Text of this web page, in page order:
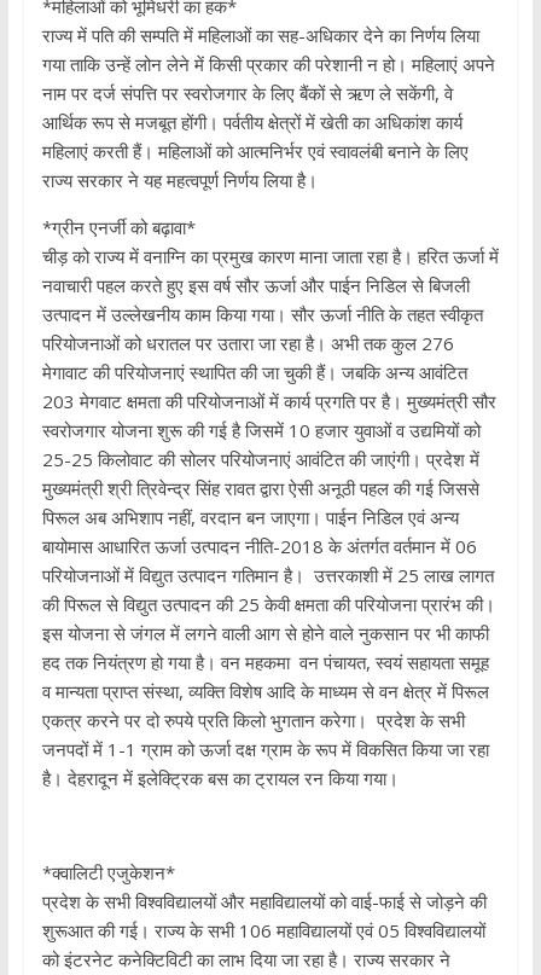
*महिलाओं को भूमिधरी का हक*
राज्य में पति की सम्पति में महिलाओं का सह-अधिकार देने का निर्णय लिया
गया ताकि उन्हें लोन लेने में किसी प्रकार की परेशानी न हो। महिलाएं अपने
नाम पर दर्ज संपत्ति पर स्वरोजगार के लिए बैंकों से ऋण ले सकेंगी, वे
आर्थिक रूप से मजबूत होंगी। पर्वतीय क्षेत्रों में खेती का अधिकांश कार्य
महिलाएं करती हैं। महिलाओं को आत्मनिर्भर एवं स्वावलंबी बनाने के लिए
राज्य सरकार ने यह महत्वपूर्ण निर्णय लिया है।
*ग्रीन एनर्जी को बढ़ावा*
चीड़ को राज्य में वनाग्नि का प्रमुख कारण माना जाता रहा है। हरित ऊर्जा में
नवाचारी पहल करते हुए इस वर्ष सौर ऊर्जा और पाईन निडिल से बिजली
उत्पादन में उल्लेखनीय काम किया गया। सौर ऊर्जा नीति के तहत स्वीकृत
परियोजनाओं को धरातल पर उतारा जा रहा है। अभी तक कुल 276
मेगावाट की परियोजनाएं स्थापित की जा चुकी हैं। जबकि अन्य आवंटित
203 मेगवाट क्षमता की परियोजनाओं में कार्य प्रगति पर है। मुख्यमंत्री सौर
स्वरोजगार योजना शुरू की गई है जिसमें 10 हजार युवाओं व उद्यमियों को
25-25 किलोवाट की सोलर परियोजनाएं आवंटित की जाएंगी। प्रदेश में
मुख्यमंत्री श्री त्रिवेन्द्र सिंह रावत द्वारा ऐसी अनूठी पहल की गई जिससे
पिरूल अब अभिशाप नहीं, वरदान बन जाएगा। पाईन निडिल एवं अन्य
बायोमास आधारित ऊर्जा उत्पादन नीति-2018 के अंतर्गत वर्तमान में 06
परियोजनाओं में विद्युत उत्पादन गतिमान है। उत्तरकाशी में 25 लाख लागत
की पिरूल से विद्युत उत्पादन की 25 केवी क्षमता की परियोजना प्रारंभ की।
इस योजना से जंगल में लगने वाली आग से होने वाले नुकसान पर भी काफी
हद तक नियंत्रण हो गया है। वन महकमा वन पंचायत, स्वयं सहायता समूह
व मान्यता प्राप्त संस्था, व्यक्ति विशेष आदि के माध्यम से वन क्षेत्र में पिरूल
एकत्र करने पर दो रुपये प्रति किलो भुगतान करेगा। प्रदेश के सभी
जनपदों में 1-1 ग्राम को ऊर्जा दक्ष ग्राम के रूप में विकसित किया जा रहा
है। देहरादून में इलेक्ट्रिक बस का ट्रायल रन किया गया।
*क्वालिटी एजुकेशन*
प्रदेश के सभी विश्वविद्यालयों और महाविद्यालयों को वाई-फाई से जोड़ने की
शुरूआत की गई। राज्य के सभी 106 महाविद्यालयों एवं 05 विश्वविद्यालयों
को इंटरनेट कनेक्टिविटी का लाभ दिया जा रहा है। राज्य सरकार ने